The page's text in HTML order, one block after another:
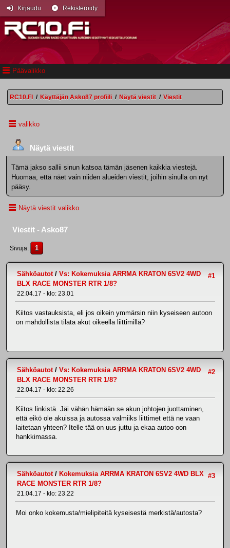
Päävalikko
Kirjaudu Rekisteröidy
RC10.FI / Käyttäjän Asko87 profiili / Näytä viestit / Viestit
valikko
Näytä viestit
Tämä jakso sallii sinun katsoa tämän jäsenen kaikkia viestejä.
Huomaa, että näet vain niiden alueiden viestit, joihin sinulla on nyt
pääsy.
Näytä viestit valikko
Viestit - Asko87
Sivuja 1
#1
Sähköautot/ Vs: Kokemuksia ARRMA KRATON 6SV2 4WD
BLX RACE MONSTER RTR 1/8?
22.04.17 - klo: 23.01
Kiitos vastauksista, eli jos oikein ymmärsin niin kyseiseen autoon
on mahdollista tilata akut oikeella liittimillä?
#2
Sähköautot/ Vs: Kokemuksia ARRMA KRATON 6SV2 4WD
BLX RACE MONSTER RTR 1/8?
22.04.17 - klo: 22.26
Kiitos linkistä. Jäi vähän hämään se akun johtojen juottaminen,
että eikö ole akuissa ja autossa valmiiks liittimet että ne vaan
laitetaan yhteen? Itelle tää on uus juttu ja ekaa autoo oon
hankkimassa.
#3
Sähköautot/ Kokemuksia ARRMA KRATON 6SV2 4WD BLX
RACE MONSTER RTR 1/8?
21.04.17 - klo: 23.22
Moi onko kokemusta/mielipiteitä kyseisestä merkistä/autosta?